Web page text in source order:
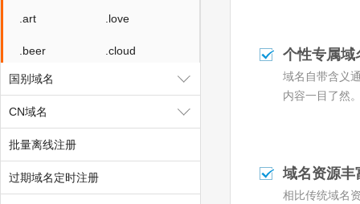
.art .love
.beer .cloud
.fit
.fashion
.host
.website
国别域名
CN域名
批量离线注册
过期域名定时注册
个性专属域
域名自带含义
内容一目了然
域名资源丰
相比传统域名